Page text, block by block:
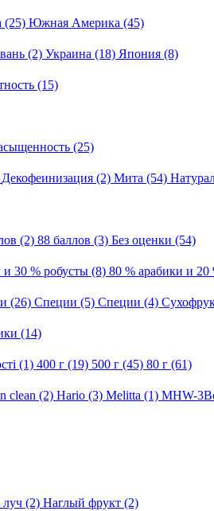
(25) Южная Америка (45)
(2) Украина (18) Япония (8)
(15)
(25)
Декофеинизация (2) Мита (54)
(2) 88 баллов (3) Без оценки (54)
и 30 % робусты (8) 80 % арабики и 20
(26) Специи (5) Специи (4)
(14)
(1) 400 г (19) 500 г (45) 80 г (61)
clean (2) Hario (3) Melitta (1) MHW-
луч (2) Наглый фрукт (2)